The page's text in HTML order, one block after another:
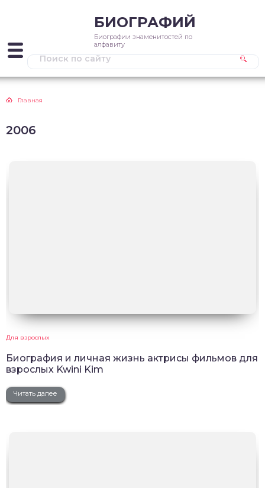
БИОГРАФИЙ
Биографии знаменитостей по
алфавиту
Главная
2006
Для взрослых
Биография и личная жизнь актрисы фильмов для
взрослых Kwini Kim
Читать далее